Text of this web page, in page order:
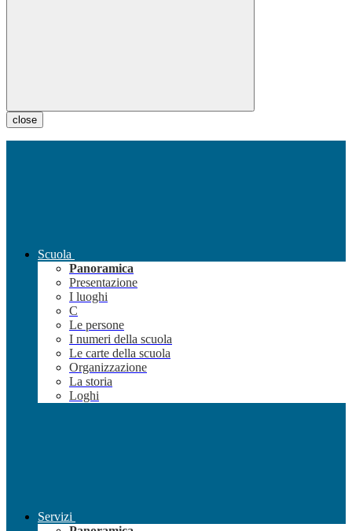
close
Scuola
Panoramica
Presentazione
I luoghi
C
Le persone
I numeri della scuola
Le carte della scuola
Organizzazione
La storia
Loghi
Servizi